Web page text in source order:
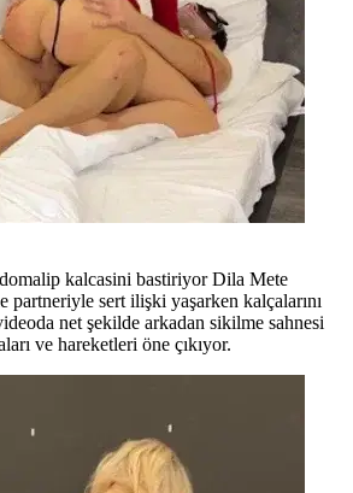
kalcasini bastiriyor Dila Mete
partneriyle sert ilişki yaşarken kalçalarını
net şekilde arkadan sikilme sahnesi
ve hareketleri öne çıkıyor.